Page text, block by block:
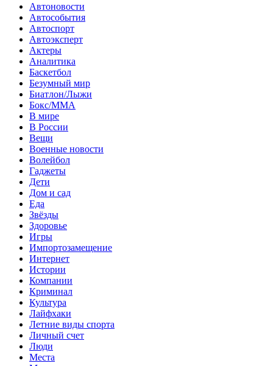
Автоновости
Автособытия
Автоспорт
Автоэксперт
Актеры
Аналитика
Баскетбол
Безумный мир
Биатлон/Лыжи
Бокс/MMA
В мире
В России
Вещи
Военные новости
Волейбол
Гаджеты
Дети
Дом и сад
Еда
Звёзды
Здоровье
Игры
Импортозамещение
Интернет
Истории
Компании
Криминал
Культура
Лайфхаки
Летние виды спорта
Личный счет
Люди
Места